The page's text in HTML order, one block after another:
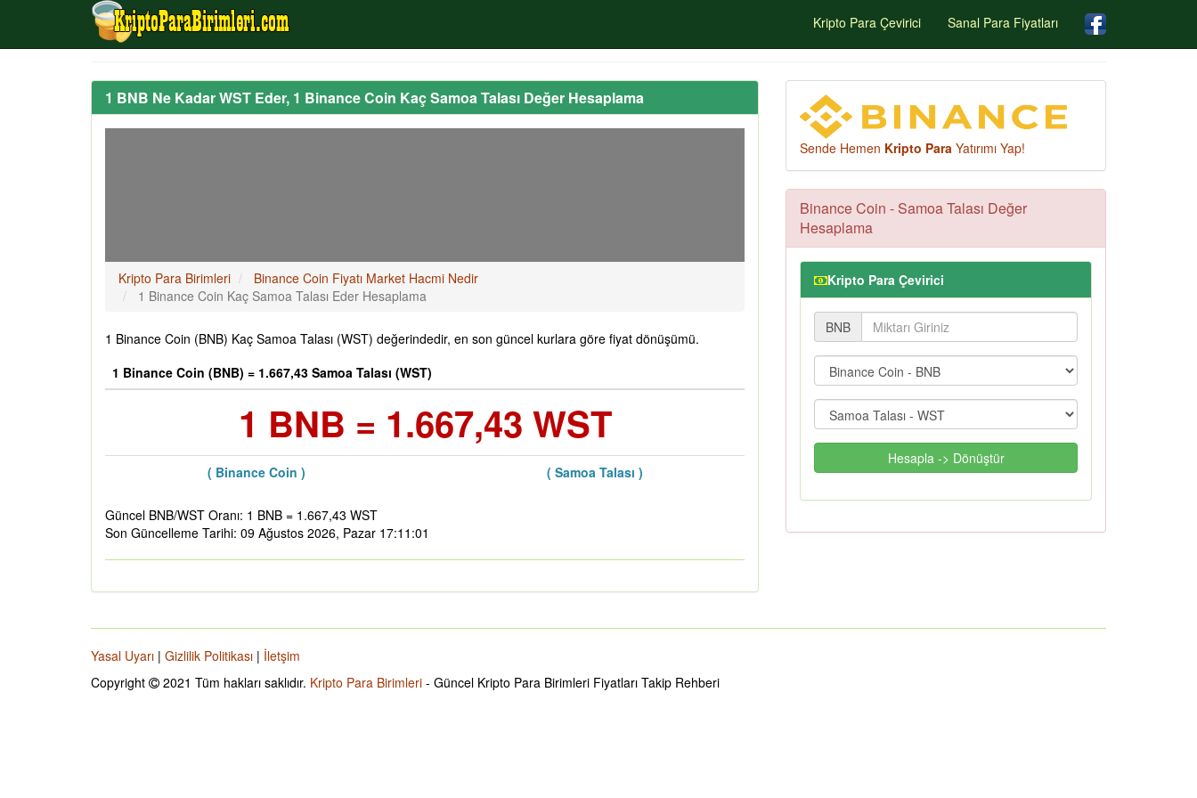
Kripto Para Çevirici Sanal Para Fiyatları
1 BNB Ne Kadar WST Eder, 1 Binance Coin Kaç Samoa Talası Değer Hesaplama
Kripto Para Birimleri
Binance Coin Fiyatı Market Hacmi Nedir
1 Binance Coin Kaç Samoa Talası Eder Hesaplama
1 Binance Coin (BNB) Kaç Samoa Talası (WST) değerindedir, en son güncel kurlara göre fiyat dönüşümü.
1 Binance Coin (BNB) = 1.667,43 Samoa Talası (WST)
1 BNB = 1.667,43 WST
( Binance Coin ) ( Samoa Talası )
Güncel BNB/WST Oranı: 1 BNB = 1.667,43 WST
Son Güncelleme Tarihi: 09 Ağustos 2026, Pazar 17:11:01
Sende Hemen Kripto Para Yatırımı Yap!
Binance Coin - Samoa Talası Değer
Hesaplama
Kripto Para Çevirici
BNB
Hesapla -> Dönüştür
Yasal Uyarı | Gizlilik Politikası | İletşim
Copyright
2021 Tüm hakları saklıdır. Kripto Para Birimleri - Güncel Kripto Para Birimleri Fiyatları Takip Rehberi